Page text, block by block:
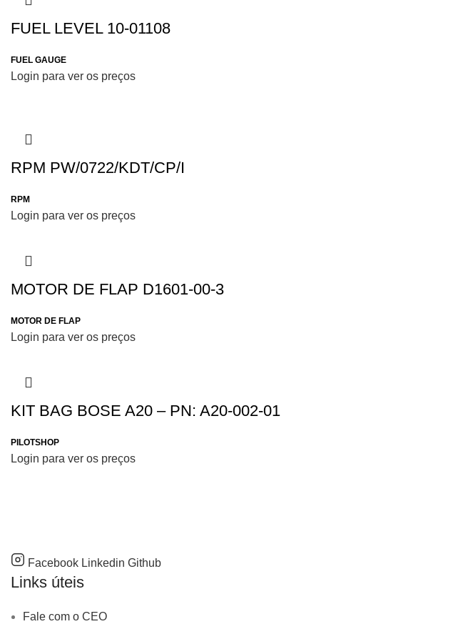
FUEL LEVEL 10-01108
FUEL GAUGE
Login para ver os preços
RPM PW/0722/KDT/CP/I
RPM
Login para ver os preços
MOTOR DE FLAP D1601-00-3
MOTOR DE FLAP
Login para ver os preços
KIT BAG BOSE A20 – PN: A20-002-01
PILOTSHOP
Login para ver os preços
Facebook Linkedin Github
Links úteis
Fale com o CEO